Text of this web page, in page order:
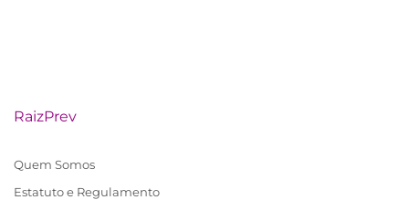
RaizPrev
Quem Somos
Estatuto e Regulamento